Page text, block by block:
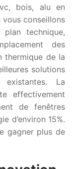
bois, alu en
conseillons
technique,
des
thermique de la
solutions
existantes. La
effectivement
de fenêtres
d’environ 15%.
gagner plus de